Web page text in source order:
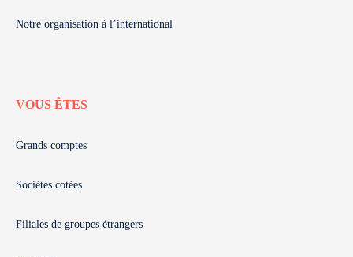
Notre organisation à l’international
VOUS ÊTES
Grands comptes
Sociétés cotées
Filiales de groupes étrangers